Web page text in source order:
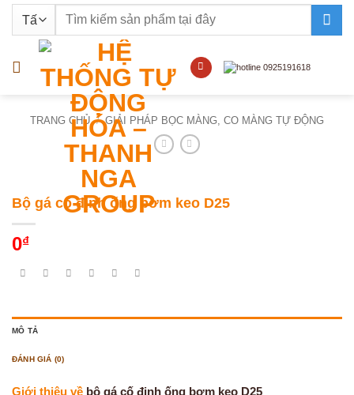
nội
Tìm
TRANG CHỦ / GIẢI PHÁP BỌC MÀNG, CO MÀNG TỰ ĐỘNG
Bộ gá cố định ống bơm keo D25
0₫
MÔ TẢ
ĐÁNH GIÁ (0)
Giới thiệu về bộ gá cố định ống bơm keo D25